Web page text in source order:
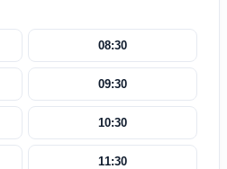
08:30
09:30
10:30
11:30